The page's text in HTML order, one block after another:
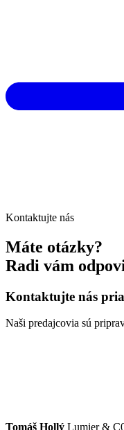
Kontaktujte nás
Máte otázky?
Radi vám
Kontaktujte nás
Naši predajcovia sú
Tomáš Hollý Lumier &